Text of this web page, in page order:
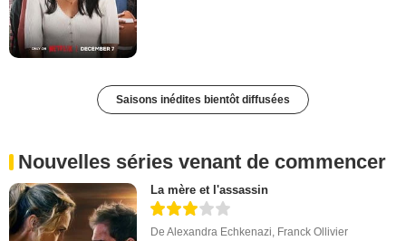
Saisons inédites bientôt diffusées
Nouvelles séries venant de commencer
La mère et l'assassin
DeAlexandra Echkenazi, Franck Ollivier